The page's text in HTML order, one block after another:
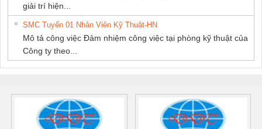
giải trí hiện...
SMC Tuyển 01 Nhân Viên Kỹ Thuật-HN
Mô tả công việc Đảm nhiệm công việc tại phòng kỹ thuật của
Công ty theo...